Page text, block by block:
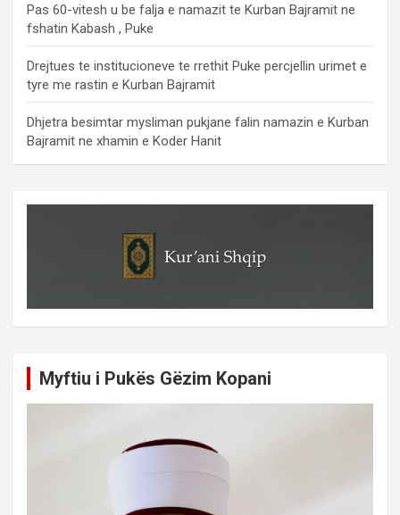
Pas 60-vitesh u be falja e namazit te Kurban Bajramit ne
fshatin Kabash , Puke
Drejtues te institucioneve te rrethit Puke percjellin urimet e
tyre me rastin e Kurban Bajramit
Dhjetra besimtar mysliman pukjane falin namazin e Kurban
Bajramit ne xhamin e Koder Hanit
Myftiu i Pukës Gëzim Kopani